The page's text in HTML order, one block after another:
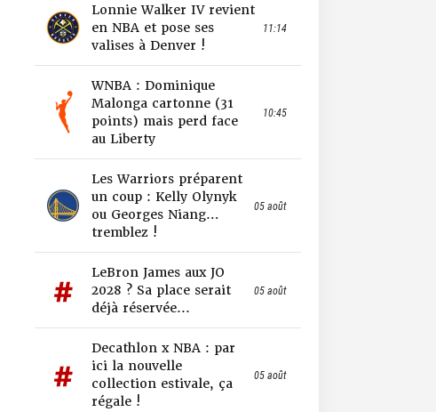
Lonnie Walker IV revient
en NBA et pose ses
valises à Denver !
11:14
WNBA : Dominique
Malonga cartonne (31
points) mais perd face
au Liberty
10:45
Les Warriors préparent
un coup : Kelly Olynyk
ou Georges Niang…
tremblez !
05 août
LeBron James aux JO
2028 ? Sa place serait
déjà réservée...
05 août
Decathlon x NBA : par
ici la nouvelle
collection estivale, ça
régale !
05 août